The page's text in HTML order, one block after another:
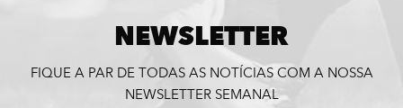
NEWSLETTER
FIQUE A PAR DE TODAS AS NOTÍCIAS COM A NOSSA
NEWSLETTER SEMANAL